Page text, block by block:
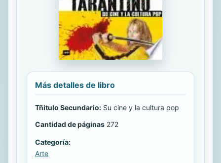
Más detalles de libro
Tñitulo Secundario: Su cine y la cultura pop
Cantidad de páginas 272
Categoría:
Arte